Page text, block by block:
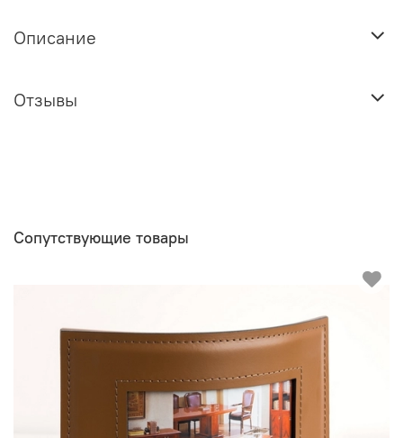
Описание
Отзывы
Сопутствующие товары